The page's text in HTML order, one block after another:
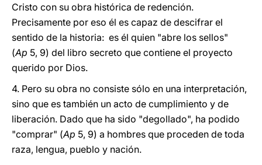
Cristo con su obra histórica de redención.
Precisamente por eso él es capaz de descifrar el
sentido de la historia: es él quien "abre los sellos"
(Ap 5, 9) del libro secreto que contiene el proyecto
querido por Dios.
4. Pero su obra no consiste sólo en una interpretación,
sino que es también un acto de cumplimiento y de
liberación. Dado que ha sido "degollado", ha podido
"comprar" (Ap 5, 9) a hombres que proceden de toda
raza, lengua, pueblo y nación.